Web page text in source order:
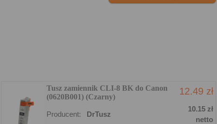
Tusz zamiennik CLI-8 BK do Canon
(0620B001) (Czarny)
12.49 zł
Producent: DrTusz
10.15 zł
netto